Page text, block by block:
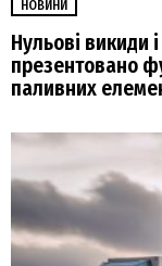
НОВИНИ
Нульові викиди
презентовано
паливних